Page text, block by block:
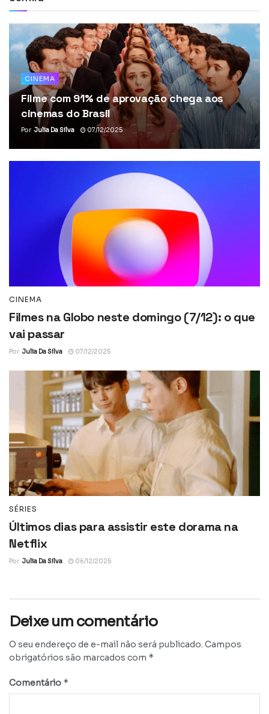
CINEMA
Filme com 91% de aprovação chega aos
cinemas do Brasil
Por Julia Da Silva 07/12/2025
CINEMA
Filmes na Globo neste domingo (7/12): o que
vai passar
Por Julia Da Silva 07/12/2025
SÉRIES
Últimos dias para assistir este dorama na
Netflix
Por Julia Da Silva 06/12/2025
Deixe um comentário
O seu endereço de e-mail não será publicado. Campos
obrigatórios são marcados com *
Comentário *